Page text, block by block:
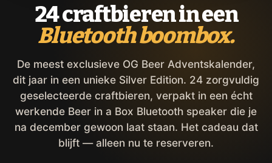
24 craftbieren in een
Bluetooth boombox.
De meest exclusieve OG Beer Adventskalender,
dit jaar in een unieke Silver Edition. 24 zorgvuldig
geselecteerde craftbieren, verpakt in een écht
werkende Beer in a Box Bluetooth speaker die je
na december gewoon laat staan. Het cadeau dat
blijft — alleen nu te reserveren.